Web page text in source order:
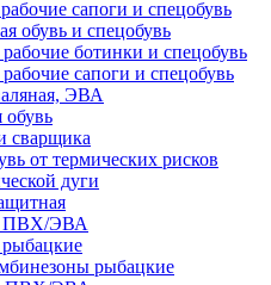
сапоги и спецобувь
обувь и спецобувь
ботинки и спецобувь
сапоги и спецобувь
ЭВА
обувь
сварщика
от термических рисков
дуги
ПВХ/ЭВА
рыбацкие